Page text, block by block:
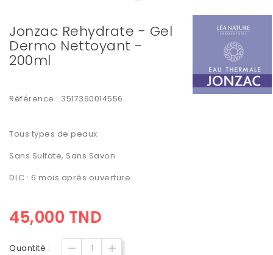
Jonzac Rehydrate - Gel
Dermo Nettoyant -
200ml
Référence : 3517360014556
Tous types de peaux
Sans Sulfate, Sans Savon
DLC : 6 mois après ouverture
45,000 TND
Quantité :